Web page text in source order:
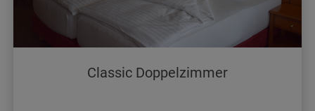
Classic Doppelzimmer